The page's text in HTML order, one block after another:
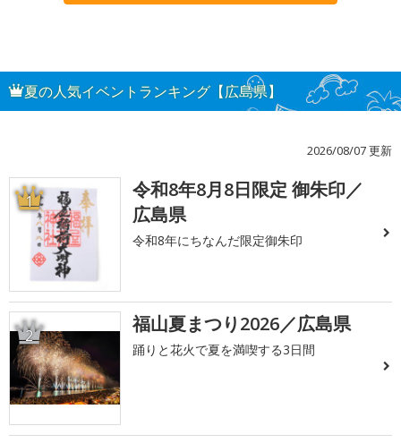
夏の人気イベントランキング【広島県】
2026/08/07 更新
1
令和8年8月8日限定 御朱印／
広島県
令和8年にちなんだ限定御朱印
2 福山夏まつり2026／広島県
踊りと花火で夏を満喫する3日間